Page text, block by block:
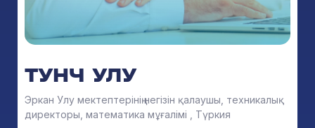
ТУНЧ УЛУ
Эркан Улу мектептерінің негізін қалаушы, техникалық
директоры, математика мұғалімі , Түркия